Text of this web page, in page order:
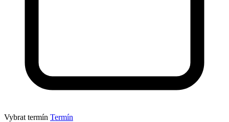
Vybrat termín Termín